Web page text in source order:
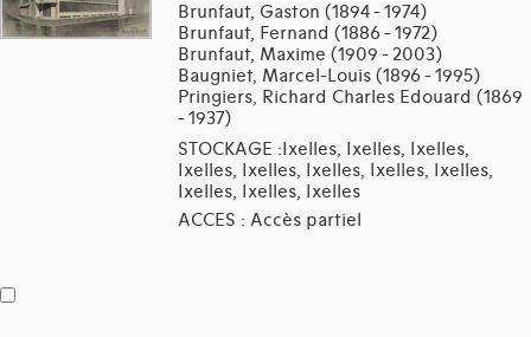
Brunfaut, Gaston (1894 - 1974)
Brunfaut, Fernand (1886 - 1972)
Brunfaut, Maxime (1909 - 2003)
Baugniet, Marcel-Louis (1896 - 1995)
Pringiers, Richard Charles Edouard (1869
- 1937)
STOCKAGE :Ixelles, Ixelles, Ixelles,
Ixelles, Ixelles, Ixelles, Ixelles, Ixelles,
Ixelles, Ixelles, Ixelles
ACCES : Accès partiel